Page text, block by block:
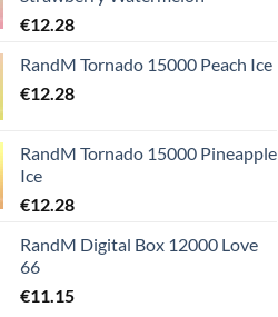
€12.28
RandM Tornado 15000 Peach Ice
€12.28
RandM Tornado 15000 Pineapple
Ice
€12.28
RandM Digital Box 12000 Love
66
€11.15